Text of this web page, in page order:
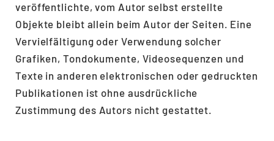
veröffentlichte, vom Autor selbst erstellte
Objekte bleibt allein beim Autor der Seiten. Eine
Vervielfältigung oder Verwendung solcher
Grafiken, Tondokumente, Videosequenzen und
Texte in anderen elektronischen oder gedruckten
Publikationen ist ohne ausdrückliche
Zustimmung des Autors nicht gestattet.